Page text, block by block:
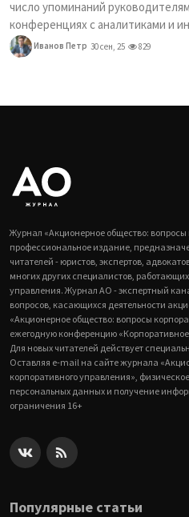
число упоминаний
конференциях с аналитиками и
Иванов Петр 30 сен, 25 829
Журнал «Акционерное общество:
профессиональное издание,
читателей - юристов, экспертов,
многих других специалистов,
управления. Журнал АО - экспертный
вопросов, касающихся деятельности
«Акционерное общество: вопросы
ежегодную конференцию
Для новых читателей действует
Оставляя e-mail на сайте журнала
корпоративного управления»,
персональных данных и получение
ограничения 16+
Популярные статьи